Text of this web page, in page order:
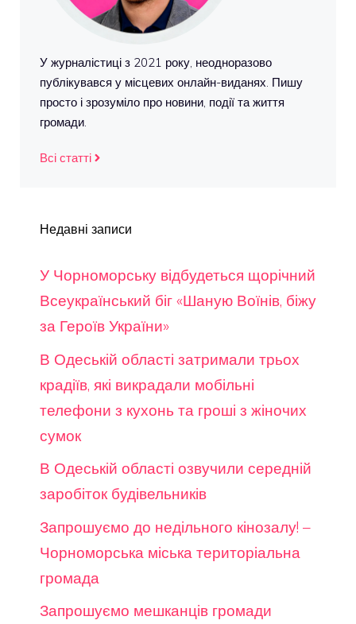
У журналістиці з 2021 року, неодноразово
публікувався у місцевих онлайн-виданях. Пишу
просто і зрозуміло про новини, події та життя
громади.
Всі статті
Недавні записи
У Чорноморську відбудеться щорічний
Всеукраїнський біг «Шаную Воїнів, біжу
за Героїв України»
В Одеській області затримали трьох
крадіїв, які викрадали мобільні
телефони з кухонь та гроші з жіночих
сумок
В Одеській області озвучили середній
заробіток будівельників
Запрошуємо до недільного кінозалу! –
Чорноморська міська територіальна
громада
Запрошуємо мешканців громади